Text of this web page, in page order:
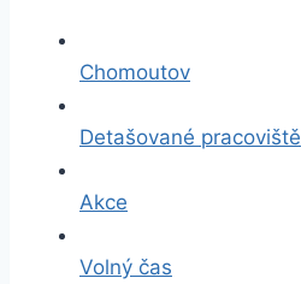
Chomoutov
Detašované pracoviště
Akce
Volný čas